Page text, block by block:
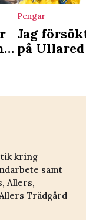
Pengar
Jag
på
kring
samt
Allers,
Trädgård